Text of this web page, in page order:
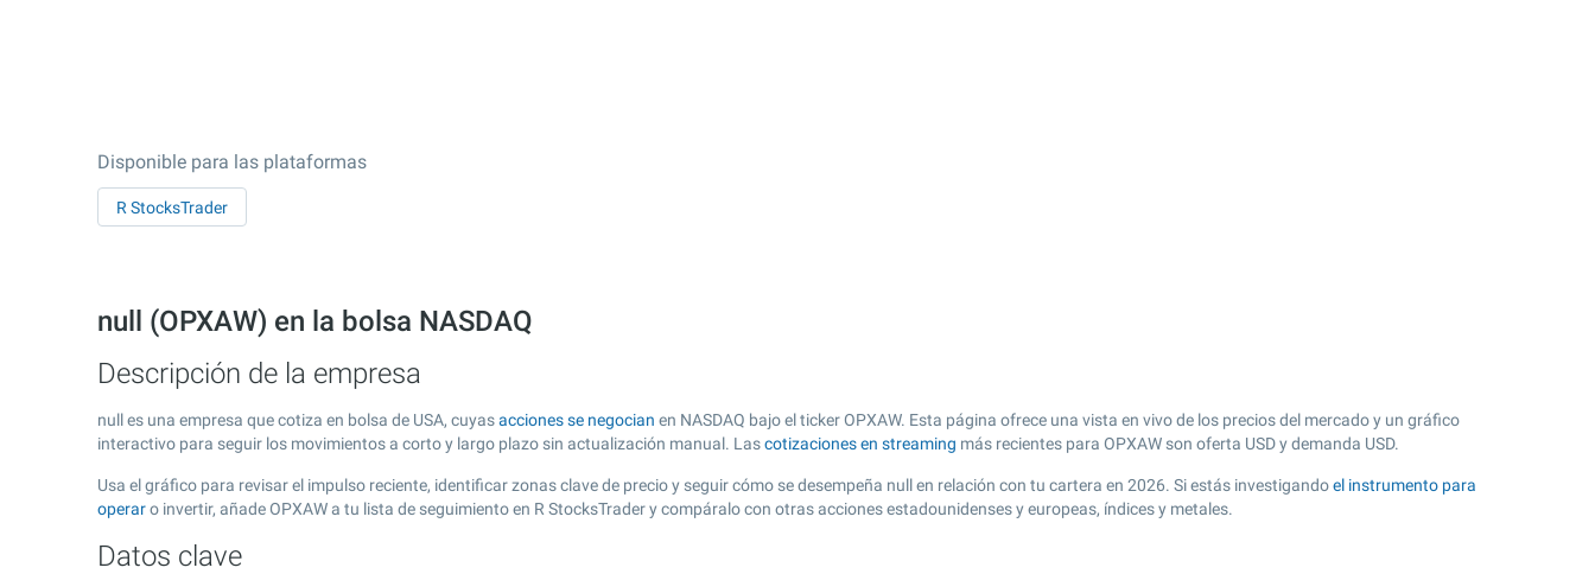
Disponible para las plataformas
R StocksTrader
null (OPXAW) en la bolsa NASDAQ
Descripción de la empresa
null es una empresa que cotiza en bolsa de USA, cuyasacciones se negocian en NASDAQ bajo el ticker OPXAW. Esta página ofrece una vista en vivo de los precios del mercado y un gráfico
interactivo para seguir los movimientos a corto y largo plazo sin actualización manual. Lascotizaciones en streaming más recientes para OPXAW son oferta USD y demanda USD.
Usa el gráfico para revisar el impulso reciente, identificar zonas clave de precio y seguir cómo se desempeña null en relación con tu cartera en 2026. Si estás investigandoel instrumento para
operaro invertir, añade OPXAW a tu lista de seguimiento en R StocksTrader y compáralo con otras acciones estadounidenses y europeas, índices y metales.
Datos clave